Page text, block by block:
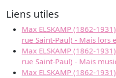
Liens utiles
Max ELSKAMP (1862-
rue Saint-Paul) - Mais lors
Max ELSKAMP (1862-
rue Saint-Paul) - Mais
Max ELSKAMP (1862-